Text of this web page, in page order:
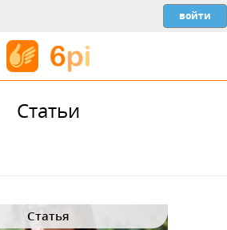
Статьи
Статья